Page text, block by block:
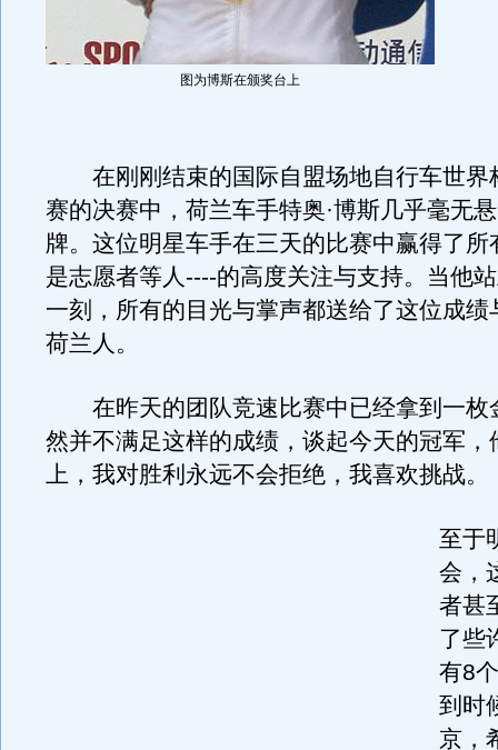
图为博斯在颁奖台上
在刚刚结束的国际自盟场地自行车世界
赛的决赛中，荷兰车手特奥·博斯几乎毫无
牌。这位明星车手在三天的比赛中赢得了所
是志愿者等人----的高度关注与支持。当他
一刻，所有的目光与掌声都送给了这位成绩
荷兰人。
在昨天的团队竞速比赛中已经拿到一枚
然并不满足这样的成绩，谈起今天的冠军，
上，我对胜利永远不会拒绝，我喜欢挑战。
至于
会，
者甚
了些
有8
到时
京，